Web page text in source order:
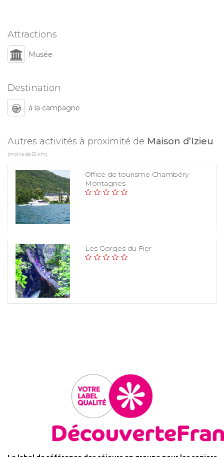
Attractions
Musée
Destination
à la campagne
Autres activités à proximité de Maison d’Izieu
(moins de 50 km)
Office de tourisme Chambéry
Montagnes
Les Gorges du Fier